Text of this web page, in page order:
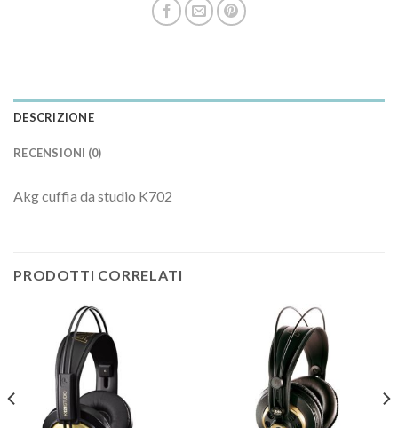
DESCRIZIONE
RECENSIONI (0)
Akg cuffia da studio K702
PRODOTTI CORRELATI